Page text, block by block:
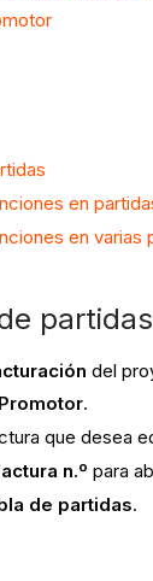
en
en varias
partidas
del
Promotor.
que desea
n.º para
de partidas.